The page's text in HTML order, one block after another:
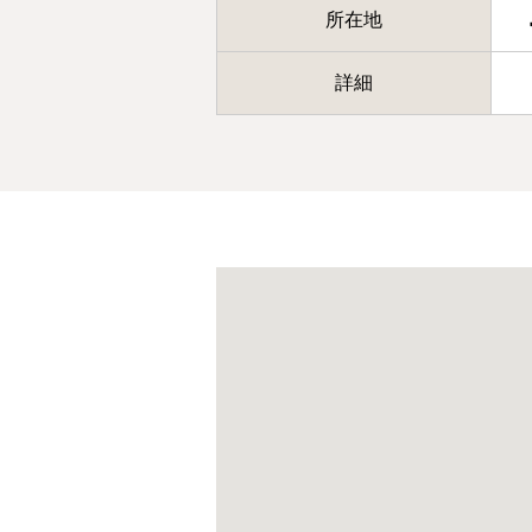
所在地
詳細